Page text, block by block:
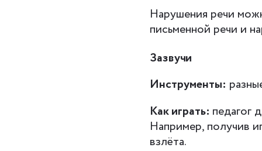
Нарушения речи
письменной речи и
Зазвучи
Инструменты:
Как играть: педагог
Например, получив
взлёта.